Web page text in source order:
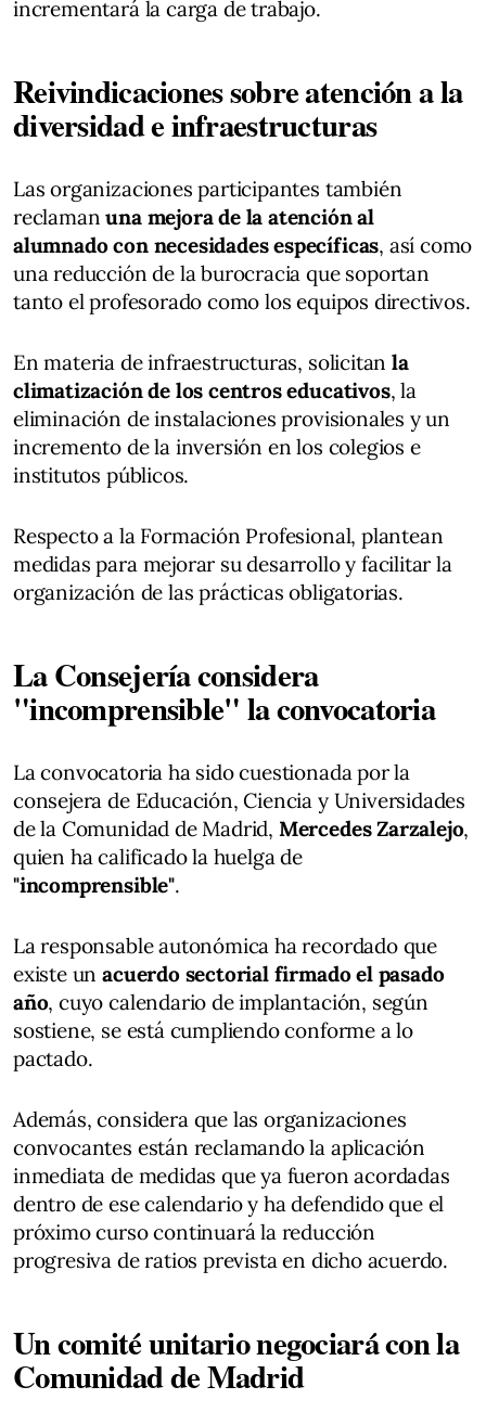
incrementará la carga de trabajo.
Reivindicaciones sobre atención a la
diversidad e infraestructuras
Las organizaciones participantes también
reclamanuna mejora de la atención al
alumnado con necesidades específicas, así como
una reducción de la burocracia que soportan
tanto el profesorado como los equipos directivos.
En materia de infraestructuras, solicitanla
climatización de los centros educativos, la
eliminación de instalaciones provisionales y un
incremento de la inversión en los colegios e
institutos públicos.
Respecto a la Formación Profesional, plantean
medidas para mejorar su desarrollo y facilitar la
organización de las prácticas obligatorias.
La Consejería considera
"incomprensible" la convocatoria
La convocatoria ha sido cuestionada por la
consejera de Educación, Ciencia y Universidades
de la Comunidad de Madrid, Mercedes Zarzalejo,
quien ha calificado la huelga de
"incomprensible".
La responsable autonómica ha recordado que
existe unacuerdo sectorial firmado el pasado
año, cuyo calendario de implantación, según
sostiene, se está cumpliendo conforme a lo
pactado.
Además, considera que las organizaciones
convocantes están reclamando la aplicación
inmediata de medidas que ya fueron acordadas
dentro de ese calendario y ha defendido que el
próximo curso continuará la reducción
progresiva de ratios prevista en dicho acuerdo.
Un comité unitario negociará con la
Comunidad de Madrid